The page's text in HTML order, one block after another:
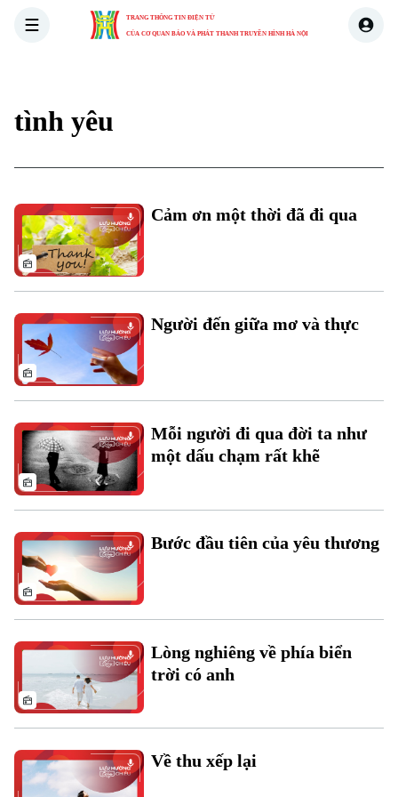
TRANG THÔNG TIN ĐIỆN TỬ
CỦA CƠ QUAN BÁO VÀ PHÁT THANH TRUYỀN HÌNH HÀ NỘI
Xu hướng
Chuyên mục
tình yêu
Cảm ơn một thời đã đi qua
Người đến giữa mơ và thực
Mỗi người đi qua đời ta như
một dấu chạm rất khẽ
Bước đầu tiên của yêu thương
Lòng nghiêng về phía biển
trời có anh
Về thu xếp lại